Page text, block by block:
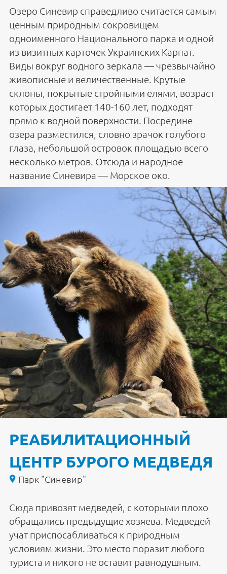
Озеро Синевир справедливо считается самым
ценным природным сокровищем
одноименного Национального парка и одной
из визитных карточек Украинских Карпат.
Виды вокруг водного зеркала — чрезвычайно
живописные и величественные. Крутые
склоны, покрытые стройными елями, возраст
которых достигает 140-160 лет, подходят
прямо к водной поверхности. Посредине
озера разместился, словно зрачок голубого
глаза, небольшой островок площадью всего
несколько метров. Отсюда и народное
название Синевира — Морское око.
РЕАБИЛИТАЦИОННЫЙ
ЦЕНТР БУРОГО МЕДВЕДЯ
Парк "Синевир"
Сюда привозят медведей, с которыми плохо
обращались предыдущие хозяева. Медведей
учат приспосабливаться к природным
условиям жизни. Это место поразит любого
туриста и никого не оставит равнодушным.